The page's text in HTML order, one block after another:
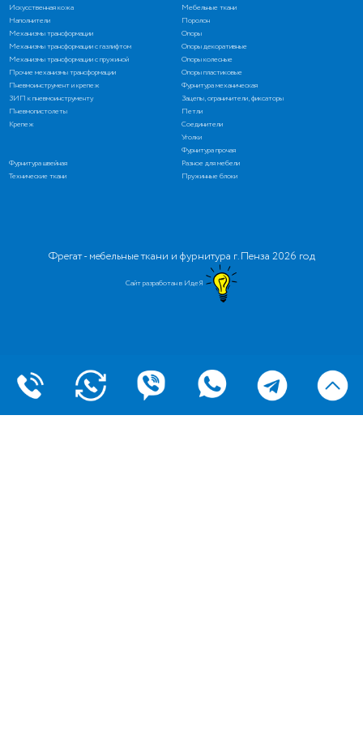
Искусственная кожа
Мебельные ткани
Наполнители
Поролон
Механизмы трансформации
Механизмы трансформации с газлифтом
Механизмы трансформации с пружиной
Прочие механизмы трансформации
Опоры
Опоры декоративные
Опоры колесные
Опоры пластиковые
Пневмоинструмент и крепеж
ЗИП к пневмоинструменту
Пневмопистолеты
Крепеж
Фурнитура механическая
Зацепы, ограничители, фиксаторы
Петли
Соединители
Уголки
Фурнитура прочая
Фурнитура швейная
Разное для мебели
Технические ткани
Пружинные блоки
Фрегат - мебельные ткани и фурнитура г. Пенза 2026 год
Сайт разработан в ИдеЯ